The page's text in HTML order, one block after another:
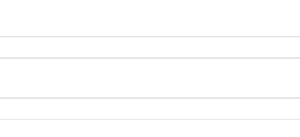
هدیه برای خرید های بالای ۵ میلیون تومن